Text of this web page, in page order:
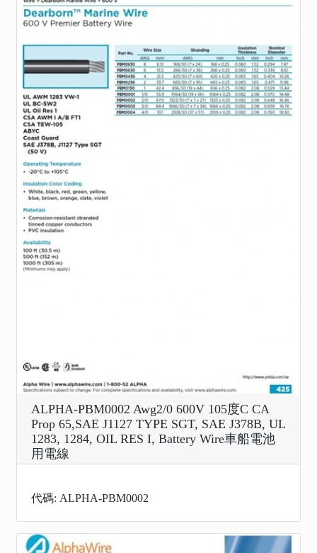
ALPHA-PBM0002 Awg2/0 600V 105度C CA
Prop 65,SAE J1127 TYPE SGT, SAE J378B, UL
1283, 1284, OIL RES I, Battery Wire車船電池
用電線
代碼: ALPHA-PBM0002